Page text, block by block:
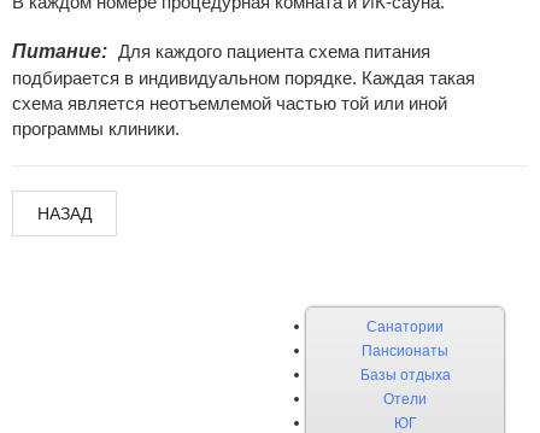
Питание: Для каждого пациента схема питания
подбирается в индивидуальном порядке. Каждая такая
схема является неотъемлемой частью той или иной
программы клиники.
НАЗАД
Санатории
Пансионаты
Базы отдыха
Отели
ЮГ